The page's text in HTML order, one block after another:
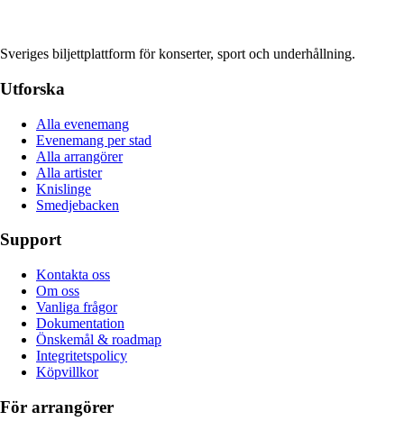
Sveriges biljettplattform för konserter, sport och underhållning.
Utforska
Alla evenemang
Evenemang per stad
Alla arrangörer
Alla artister
Knislinge
Smedjebacken
Support
Kontakta oss
Om oss
Vanliga frågor
Dokumentation
Önskemål & roadmap
Integritetspolicy
Köpvillkor
För arrangörer